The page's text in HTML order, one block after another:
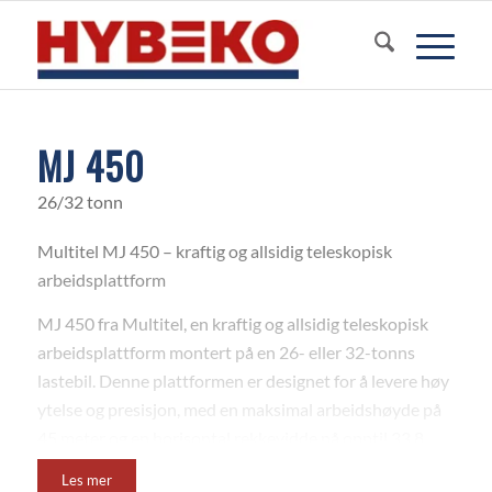
MJ 450
26/32 tonn
Multitel MJ 450 – kraftig og allsidig teleskopisk
arbeidsplattform
MJ 450 fra Multitel, en kraftig og allsidig teleskopisk
arbeidsplattform montert på en 26- eller 32-tonns
lastebil. Denne plattformen er designet for å levere høy
ytelse og presisjon, med en maksimal arbeidshøyde på
meter.
Les mer